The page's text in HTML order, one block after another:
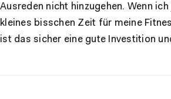
Ausreden nicht hinzugehen. Wenn
kleines bisschen Zeit für meine
ist das sicher eine gute Investition